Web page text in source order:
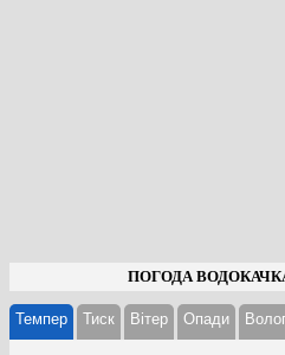
ПОГОДА
Темпер Тиск Вітер Опади